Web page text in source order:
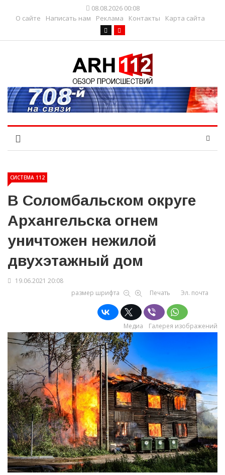
08.08.2026 00:08
О сайте
Написать нам Реклама Контакты Карта сайта
СИСТЕМА 112
В Соломбальском округе
Архангельска огнем
уничтожен нежилой
двухэтажный дом
19.06.2021 20:08
размер шрифта
Печать Эл. почта
Медиа Галерея изображений